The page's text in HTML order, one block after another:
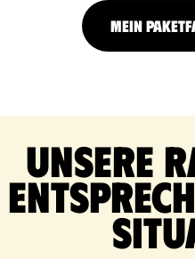
MEIN
Unsere